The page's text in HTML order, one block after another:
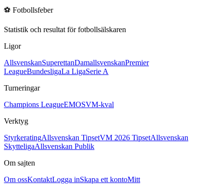
⚽ Fotbollsfeber
Statistik och resultat för fotbollsälskaren
Ligor
AllsvenskanSuperettanDamallsvenskanPremier
LeagueBundesligaLa LigaSerie A
Turneringar
Champions LeagueEMOSVM-kval
Verktyg
StyrkeratingAllsvenskan TipsetVM 2026 TipsetAllsvenskan
SkytteligaAllsvenskan Publik
Om sajten
Om ossKontaktLogga inSkapa ett kontoMitt